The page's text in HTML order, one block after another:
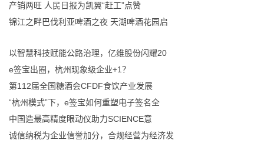
产销两旺 人民日报为凯翼“赶工”点赞
锦江之畔巴伐利亚啤酒之夜 天湖啤酒花园启
以智慧科技赋能公路治理，亿维股份闪耀20
e签宝出圈，杭州现象级企业+1？
第112届全国糖酒会CFDF食饮产业发展
“杭州模式”下，e签宝如何重塑电子签名全
中国造最高精度眼动仪助力SCIENCE意
诚信纳税为企业信誉加分，合规经营为经济发